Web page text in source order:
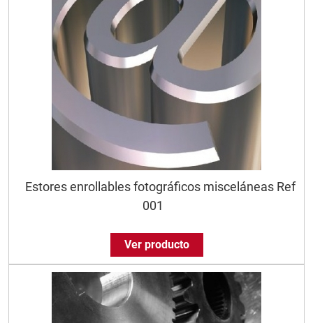
Estores enrollables fotográficos misceláneas Ref
001
Ver producto